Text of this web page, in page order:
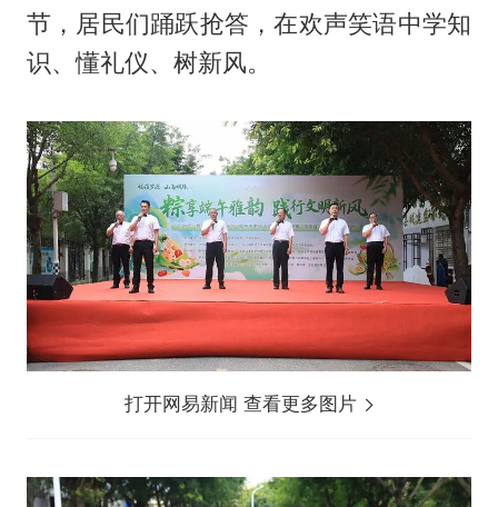
节，居民们踊跃抢答，在欢声笑语中学知
识、懂礼仪、树新风。
打开网易新闻 查看更多图片